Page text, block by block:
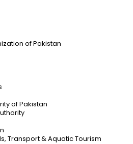
of Pakistan
of Pakistan
Transport & Aquatic Tourism